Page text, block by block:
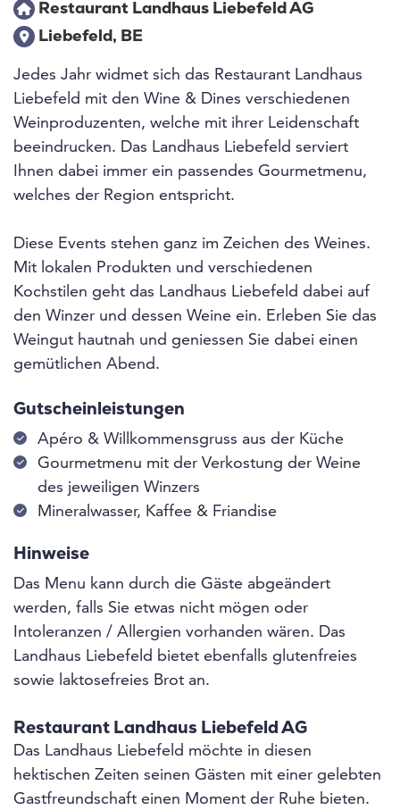
Restaurant Landhaus Liebefeld AG
Liebefeld, BE
Jedes Jahr widmet sich das Restaurant Landhaus
Liebefeld mit den Wine & Dines verschiedenen
Weinproduzenten, welche mit ihrer Leidenschaft
beeindrucken. Das Landhaus Liebefeld serviert
Ihnen dabei immer ein passendes Gourmetmenu,
welches der Region entspricht.
Diese Events stehen ganz im Zeichen des Weines.
Mit lokalen Produkten und verschiedenen
Kochstilen geht das Landhaus Liebefeld dabei auf
den Winzer und dessen Weine ein. Erleben Sie das
Weingut hautnah und geniessen Sie dabei einen
gemütlichen Abend.
Gutscheinleistungen
Apéro & Willkommensgruss aus der Küche
Gourmetmenu mit der Verkostung der Weine
des jeweiligen Winzers
Mineralwasser, Kaffee & Friandise
Hinweise
Das Menu kann durch die Gäste abgeändert
werden, falls Sie etwas nicht mögen oder
Intoleranzen / Allergien vorhanden wären. Das
Landhaus Liebefeld bietet ebenfalls glutenfreies
sowie laktosefreies Brot an.
Restaurant Landhaus Liebefeld AG
Das Landhaus Liebefeld möchte in diesen
hektischen Zeiten seinen Gästen mit einer gelebten
Gastfreundschaft einen Moment der Ruhe bieten.